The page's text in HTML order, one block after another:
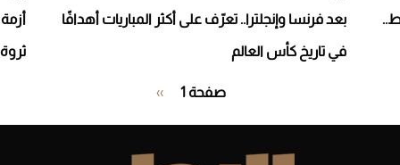
بعد فرنسا وإنجلترا.. تعرّف على أكثر المباريات أهدافًا
في تاريخ كأس العالم
صفحة 1
الصفحة
››